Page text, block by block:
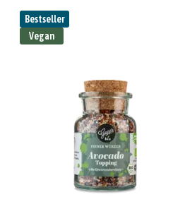
Bestseller
Vegan